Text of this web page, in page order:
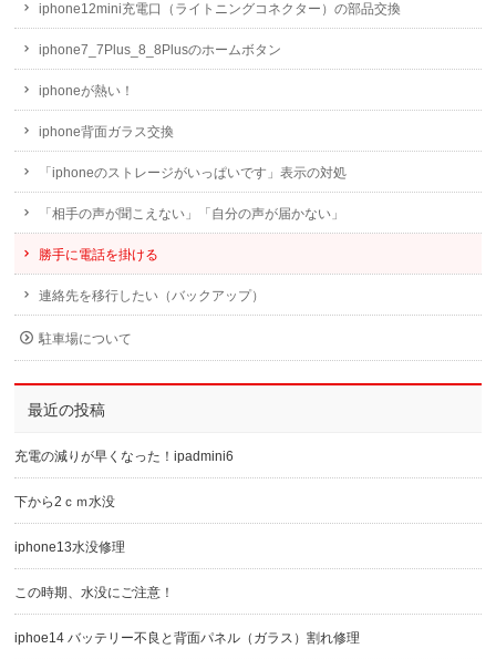
iphone12mini充電口（ライトニングコネクター）の部品交換
iphone7_7Plus_8_8Plusのホームボタン
iphoneが熱い！
iphone背面ガラス交換
「iphoneのストレージがいっぱいです」表示の対処
「相手の声が聞こえない」「自分の声が届かない」
勝手に電話を掛ける
連絡先を移行したい（バックアップ）
駐車場について
最近の投稿
充電の減りが早くなった！ipadmini6
下から2ｃｍ水没
iphone13水没修理
この時期、水没にご注意！
iphoe14 バッテリー不良と背面パネル（ガラス）割れ修理